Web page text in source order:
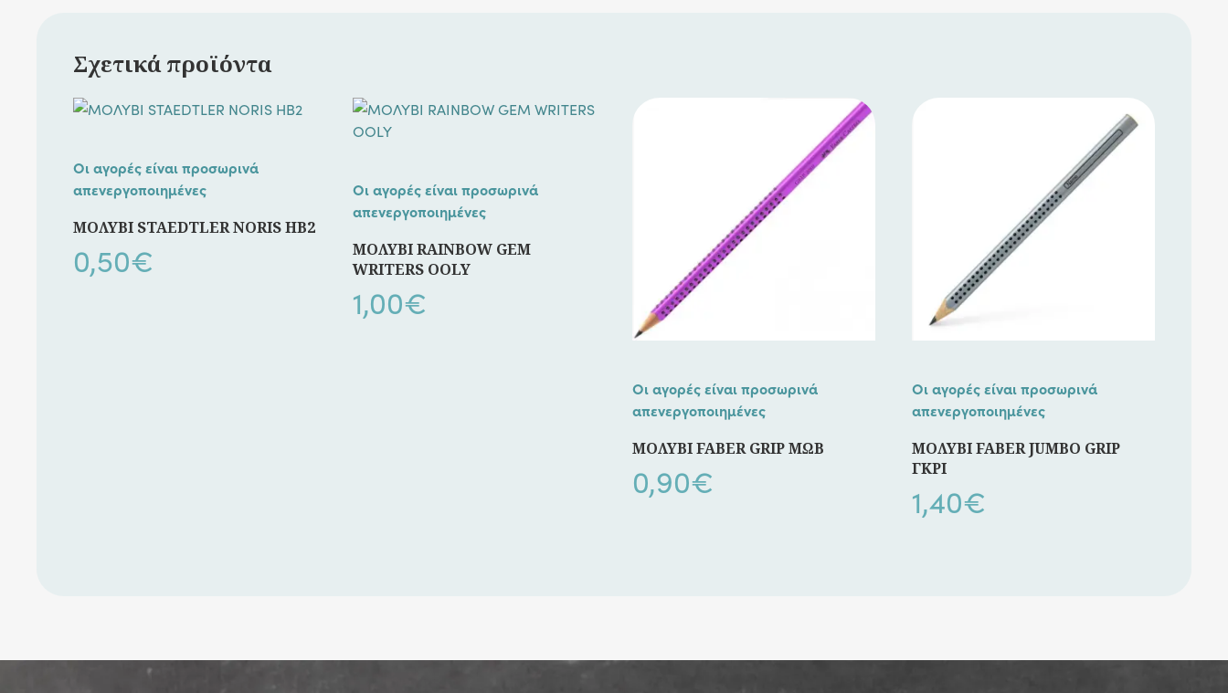
Σχετικά προϊόντα
Οι αγορές είναι προσωρινά
απενεργοποιημένες
ΜΟΛΥΒΙ STAEDTLER NORIS HB2
0,50€
Οι αγορές είναι προσωρινά
απενεργοποιημένες
ΜΟΛΥΒΙ RAINBOW GEM
WRITERS OOLY
1,00€
Οι αγορές είναι προσωρινά
απενεργοποιημένες
ΜΟΛΥΒΙ FABER GRIP ΜΩΒ
0,90€
Οι αγορές είναι προσωρινά
απενεργοποιημένες
ΜΟΛΥΒΙ FABER JUMBO GRIP
ΓΚΡΙ
1,40€